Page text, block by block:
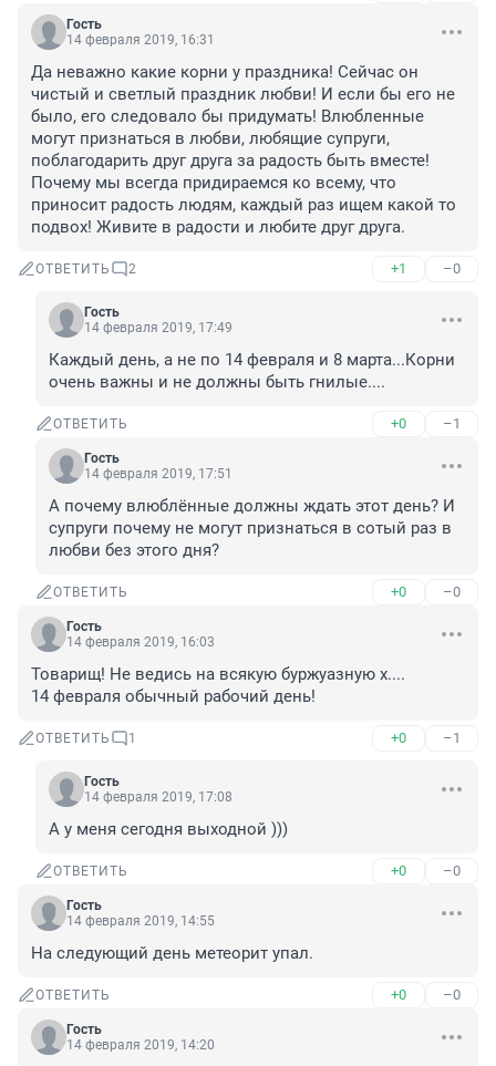
Гость
14 февраля 2019, 16:31
Да неважно какие корни у праздника! Сейчас он
чистый и светлый праздник любви! И если бы его не
было, его следовало бы придумать! Влюбленные
могут признаться в любви, любящие супруги,
поблагодарить друг друга за радость быть вместе!
Почему мы всегда придираемся ко всему, что
приносит радость людям, каждый раз ищем какой то
подвох! Живите в радости и любите друг друга.
ОТВЕТИТЬ 2 +1 –0
Гость
14 февраля 2019, 17:49
Каждый день, а не по 14 февраля и 8 марта...Корни
очень важны и не должны быть гнилые....
ОТВЕТИТЬ +0 –1
Гость
14 февраля 2019, 17:51
А почему влюблённые должны ждать этот день? И
супруги почему не могут признаться в сотый раз в
любви без этого дня?
ОТВЕТИТЬ +0 –0
Гость
14 февраля 2019, 16:03
Товарищ! Не ведись на всякую буржуазную х....
14 февраля обычный рабочий день!
ОТВЕТИТЬ 1 +0 –1
Гость
14 февраля 2019, 17:08
А у меня сегодня выходной )))
ОТВЕТИТЬ +0 –0
Гость
14 февраля 2019, 14:55
На следующий день метеорит упал.
ОТВЕТИТЬ +0 –0
Гость
14 февраля 2019, 14:20